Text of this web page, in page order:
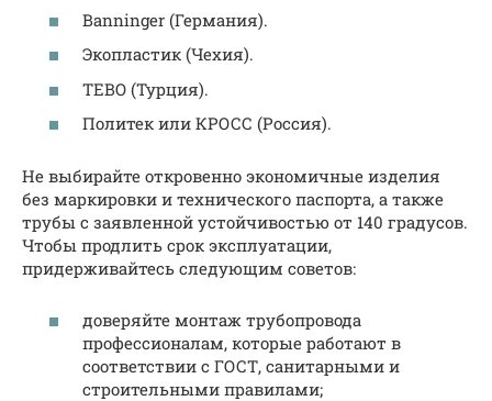
Banninger (Германия).
Экопластик (Чехия).
TEBO (Турция).
Политек или КРОСС (Россия).
Не выбирайте откровенно экономичные изделия
без маркировки и технического паспорта, а также
трубы с заявленной устойчивостью от 140 градусов.
Чтобы продлить срок эксплуатации,
придерживайтесь следующим советов:
доверяйте монтаж трубопровода
профессионалам, которые работают в
соответствии с ГОСТ, санитарными и
строительными правилами;